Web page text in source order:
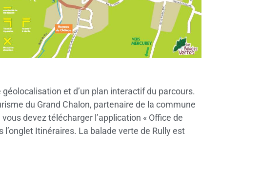
et d’un plan interactif du parcours.
du Grand Chalon, partenaire de la commune
devez télécharger l’application « Office de
Itinéraires. La balade verte de Rully est